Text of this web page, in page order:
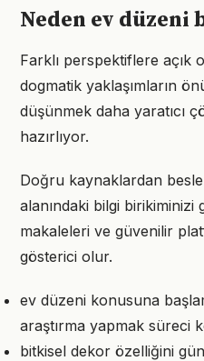
Neden ev düzeni
Farklı perspektiflere açık
dogmatik yaklaşımların
düşünmek daha yaratıcı
hazırlıyor.
Doğru kaynaklardan
alanındaki bilgi
makaleleri ve güvenilir
gösterici olur.
ev düzeni konusuna
araştırma yapmak süreci
bitkisel dekor özelliğini